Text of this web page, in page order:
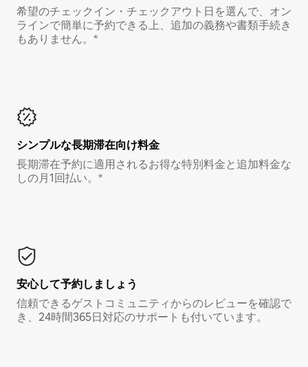
希望のチェックイン・チェックアウト日を選んで、オン
ラインで簡単に予約できる上、追加の義務や書類手続き
もありません。*
シンプルな長期滞在向け料金
長期滞在予約に適用されるお得な特別料金と追加料金な
しの月1回払い。*
安心して予約しましょう
信頼できるゲストコミュニティからのレビューを確認で
き、24時間365日対応のサポートも付いています。